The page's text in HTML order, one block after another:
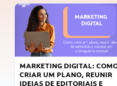
MARKETING DIGITAL:
CRIAR UM PLANO, REUNIR
IDEIAS DE EDITORIAIS E